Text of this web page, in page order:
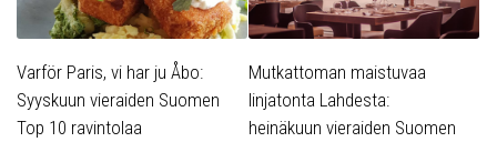
Varför Paris, vi har ju Åbo:
Syyskuun vieraiden Suomen
Top 10 ravintolaa
Mutkattoman maistuvaa
linjatonta Lahdesta:
heinäkuun vieraiden Suomen